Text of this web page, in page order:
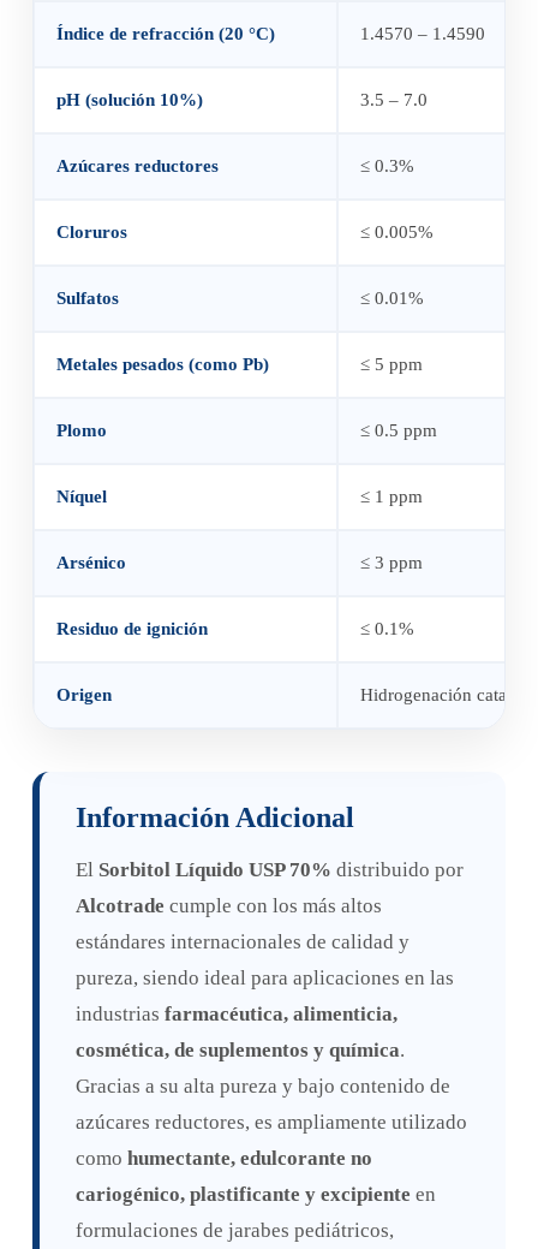
Índice de refracción (20 °C) 1.4570 – 1.4590
pH (solución 10%) 3.5 – 7.0
Azúcares reductores ≤ 0.3%
Cloruros ≤ 0.005%
Sulfatos ≤ 0.01%
Metales pesados (como Pb) ≤ 5 ppm
Plomo ≤ 0.5 ppm
Níquel ≤ 1 ppm
Arsénico ≤ 3 ppm
Residuo de ignición ≤ 0.1%
Origen Hidrogenación
Información Adicional
El Sorbitol Líquido USP 70% distribuido por
Alcotrade cumple con los más altos
estándares internacionales de calidad y
pureza, siendo ideal para aplicaciones en las
industrias farmacéutica, alimenticia,
cosmética, de suplementos y química.
Gracias a su alta pureza y bajo contenido de
azúcares reductores, es ampliamente utilizado
como humectante, edulcorante no
cariogénico, plastificante y excipiente en
formulaciones de jarabes pediátricos,